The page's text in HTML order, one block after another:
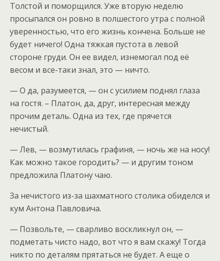
Толстой и поморщился. Уже вторую неделю
просыпался он ровно в полшестого утра с полной
уверенностью, что его жизнь кончена. Больше не
будет ничего! Одна тяжкая пустота в левой
стороне груди. Он ее видел, изнемогал под её
весом и все-таки знал, это — ничто.
— О да, разумеется, — он с усилием поднял глаза
на гостя. – Платон, да, друг, интересная между
прочим деталь. Одна из тех, где прячется
нечистый.
— Лев, — возмутилась графиня, — ночь же на носу!
Как можно такое городить? — и другим тоном
предложила Платону чаю.
За нечистого из-за шахматного столика обиделся и
кум Антона Павловича.
— Позвольте, — сварливо воскликнул он, —
подметать чисто надо, вот что я вам скажу! Тогда
никто по деталям прятаться не будет. А еще о